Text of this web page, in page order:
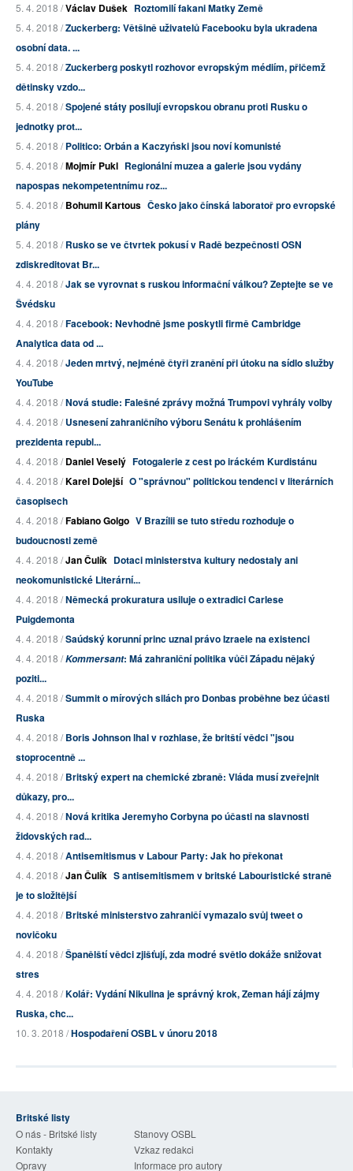
5. 4. 2018 /Václav Dušek Roztomilí fakani Matky Země
5. 4. 2018 /Zuckerberg: Většině uživatelů Facebooku byla ukradena
osobní data. ...
5. 4. 2018 /Zuckerberg poskytl rozhovor evropským médiím, přičemž
dětinsky vzdo...
5. 4. 2018 /Spojené státy posilují evropskou obranu proti Rusku o
jednotky prot...
5. 4. 2018 /Politico: Orbán a Kaczyński jsou noví komunisté
5. 4. 2018 /Mojmír Pukl Regionální muzea a galerie jsou vydány
napospas nekompetentnímu roz...
5. 4. 2018 /Bohumil Kartous Česko jako čínská laboratoř pro evropské
plány
5. 4. 2018 /Rusko se ve čtvrtek pokusí v Radě bezpečnosti OSN
zdiskreditovat Br...
4. 4. 2018 /Jak se vyrovnat s ruskou informační válkou? Zeptejte se ve
Švédsku
4. 4. 2018 /Facebook: Nevhodně jsme poskytli firmě Cambridge
Analytica data od ...
4. 4. 2018 /Jeden mrtvý, nejméně čtyři zranění při útoku na sídlo služby
YouTube
4. 4. 2018 /Nová studie: Falešné zprávy možná Trumpovi vyhrály volby
4. 4. 2018 /Usnesení zahraničního výboru Senátu k prohlášením
prezidenta republ...
4. 4. 2018 /Daniel Veselý Fotogalerie z cest po iráckém Kurdistánu
4. 4. 2018 /Karel Dolejší O "správnou" politickou tendenci v literárních
časopisech
4. 4. 2018 /Fabiano Golgo V Brazílii se tuto středu rozhoduje o
budoucnosti země
4. 4. 2018 /Jan Čulík Dotaci ministerstva kultury nedostaly ani
neokomunistické Literární...
4. 4. 2018 /Německá prokuratura usiluje o extradici Carlese
Puigdemonta
4. 4. 2018 /Saúdský korunní princ uznal právo Izraele na existenci
4. 4. 2018 /Kommersant: Má zahraniční politika vůči Západu nějaký
poziti...
4. 4. 2018 /Summit o mírových silách pro Donbas proběhne bez účasti
Ruska
4. 4. 2018 /Boris Johnson lhal v rozhlase, že britští vědci "jsou
stoprocentně ...
4. 4. 2018 /Britský expert na chemické zbraně: Vláda musí zveřejnit
důkazy, pro...
4. 4. 2018 /Nová kritika Jeremyho Corbyna po účasti na slavnosti
židovských rad...
4. 4. 2018 /Antisemitismus v Labour Party: Jak ho překonat
4. 4. 2018 /Jan Čulík S antisemitismem v britské Labouristické straně
je to složitější
4. 4. 2018 /Britské ministerstvo zahraničí vymazalo svůj tweet o
novičoku
4. 4. 2018 /Španělští vědci zjišťují, zda modré světlo dokáže snižovat
stres
4. 4. 2018 /Kolář: Vydání Nikulina je správný krok, Zeman hájí zájmy
Ruska, chc...
10. 3. 2018 /Hospodaření OSBL v únoru 2018
Britské listy
O nás - Britské listy
Stanovy OSBL
Kontakty
Vzkaz redakci
Opravy
Informace pro autory